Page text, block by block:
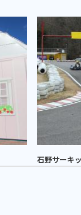
石野サーキ